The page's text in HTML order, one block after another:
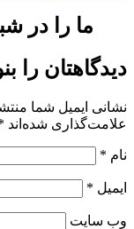
ما را در
دیدگاهتان را
نشانی ایمیل شما
علامت‌گذاری شده‌اند
نام *
ایمیل *
وب‌ سایت